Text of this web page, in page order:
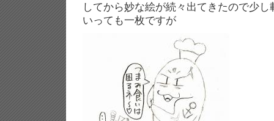
してから妙な絵が続々出てきたので少
いっても一枚ですが